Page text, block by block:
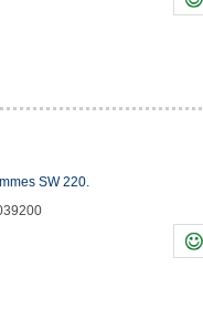
SW 220.